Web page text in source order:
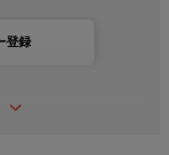
登録